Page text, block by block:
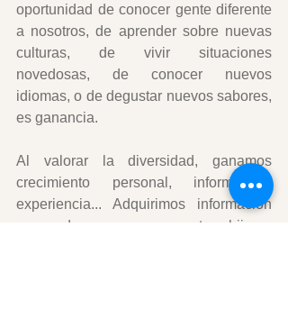
oportunidad de conocer gente diferente
a nosotros, de aprender sobre nuevas
culturas, de vivir situaciones
novedosas, de conocer nuevos
idiomas, o de degustar nuevos sabores,
es ganancia.
Al valorar la diversidad, ganamos
crecimiento personal, información,
experiencia... Adquirimos información
que podemos pasar a nuestros hijos y